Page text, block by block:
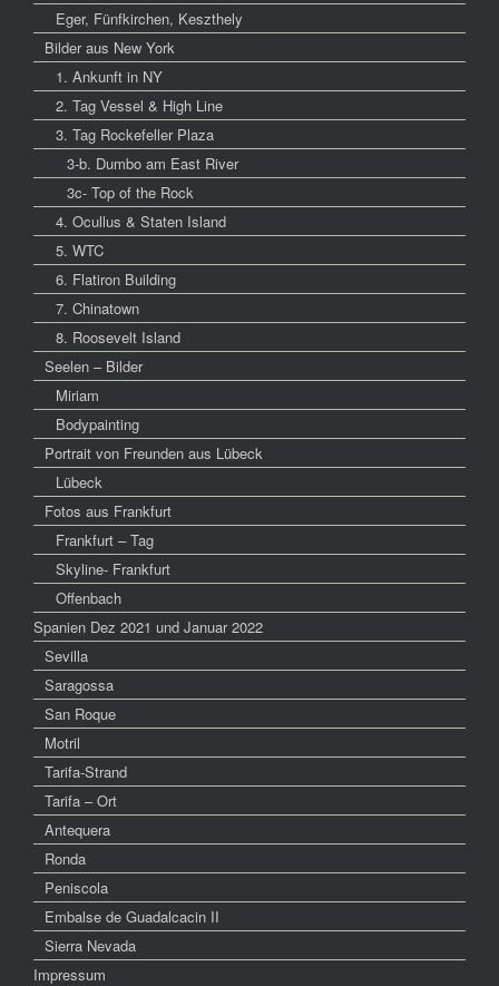
Eger, Fünfkirchen, Keszthely
Bilder aus New York
1. Ankunft in NY
2. Tag Vessel & High Line
3. Tag Rockefeller Plaza
3-b. Dumbo am East River
3c- Top of the Rock
4. Ocullus & Staten Island
5. WTC
6. Flatiron Building
7. Chinatown
8. Roosevelt Island
Seelen – Bilder
Miriam
Bodypainting
Portrait von Freunden aus Lübeck
Lübeck
Fotos aus Frankfurt
Frankfurt – Tag
Skyline- Frankfurt
Offenbach
Spanien Dez 2021 und Januar 2022
Sevilla
Saragossa
San Roque
Motril
Tarifa-Strand
Tarifa – Ort
Antequera
Ronda
Peniscola
Embalse de Guadalcacin II
Sierra Nevada
Impressum